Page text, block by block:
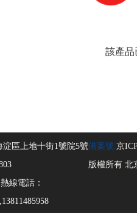
該產品
淀區上地十街1號院5號
樓803
線電話：
備案號:京
版權所有 北